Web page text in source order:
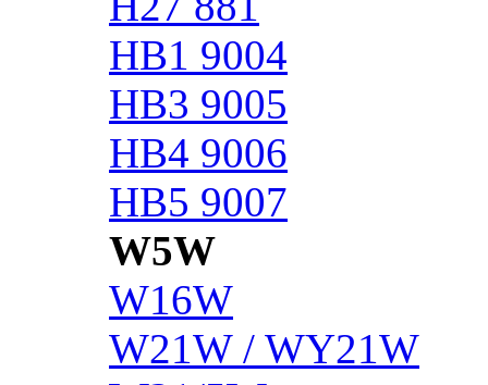
HB1 9004
HB3 9005
HB4 9006
HB5 9007
W5W
W16W
W21W / WY21W